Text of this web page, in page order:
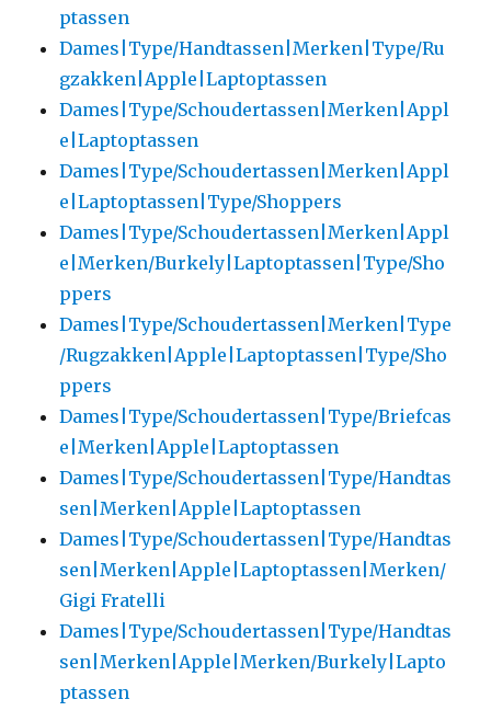
ptassen
Dames|Type/Handtassen|Merken|Type/Ru
gzakken|Apple|Laptoptassen
Dames|Type/Schoudertassen|Merken|Appl
e|Laptoptassen
Dames|Type/Schoudertassen|Merken|Appl
e|Laptoptassen|Type/Shoppers
Dames|Type/Schoudertassen|Merken|Appl
e|Merken/Burkely|Laptoptassen|Type/Sho
ppers
Dames|Type/Schoudertassen|Merken|Type
/Rugzakken|Apple|Laptoptassen|Type/Sho
ppers
Dames|Type/Schoudertassen|Type/Briefcas
e|Merken|Apple|Laptoptassen
Dames|Type/Schoudertassen|Type/Handtas
sen|Merken|Apple|Laptoptassen
Dames|Type/Schoudertassen|Type/Handtas
sen|Merken|Apple|Laptoptassen|Merken/
Gigi Fratelli
Dames|Type/Schoudertassen|Type/Handtas
sen|Merken|Apple|Merken/Burkely|Lapto
ptassen